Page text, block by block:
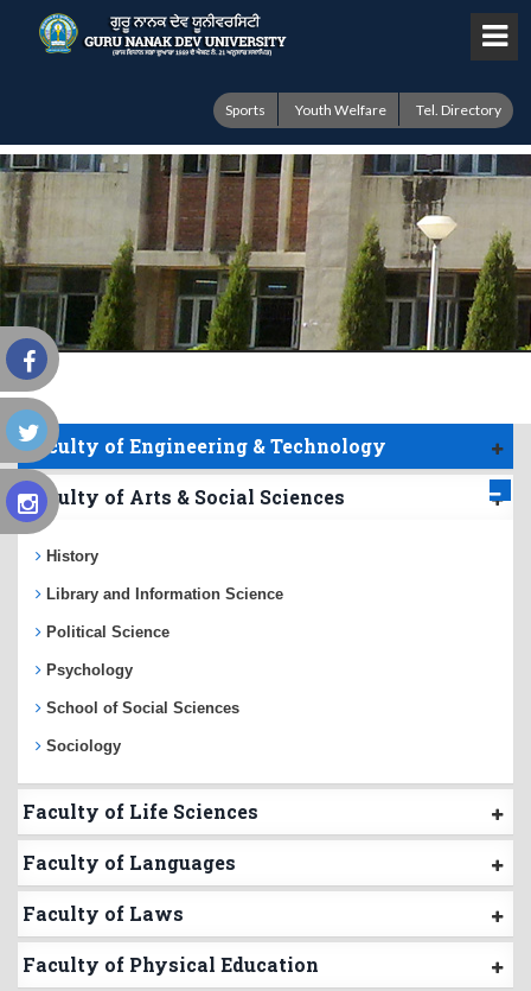
Sports Youth Welfare Tel. Directory
Faculty of Engineering & Technology
Faculty of Arts & Social Sciences
History
Library and Information Science
Political Science
Psychology
School of Social Sciences
Sociology
Faculty of Life Sciences
Faculty of Languages
Faculty of Laws
Faculty of Physical Education